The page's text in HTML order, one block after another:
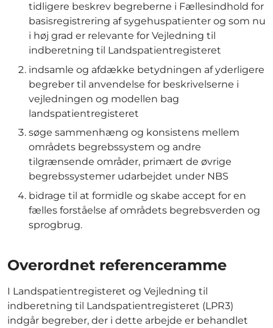
tidligere beskrev begreberne i Fællesindhold for
basisregistrering af sygehuspatienter og som nu
i høj grad er relevante for Vejledning til
indberetning til Landspatientregisteret
indsamle og afdække betydningen af yderligere
begreber til anvendelse for beskrivelserne i
vejledningen og modellen bag
landspatientregisteret
søge sammenhæng og konsistens mellem
områdets begrebssystem og andre
tilgrænsende områder, primært de øvrige
begrebssystemer udarbejdet under NBS
bidrage til at formidle og skabe accept for en
fælles forståelse af områdets begrebsverden og
sprogbrug.
Overordnet referenceramme
I Landspatientregisteret og Vejledning til
indberetning til Landspatientregisteret (LPR3)
indgår begreber, der i dette arbejde er behandlet